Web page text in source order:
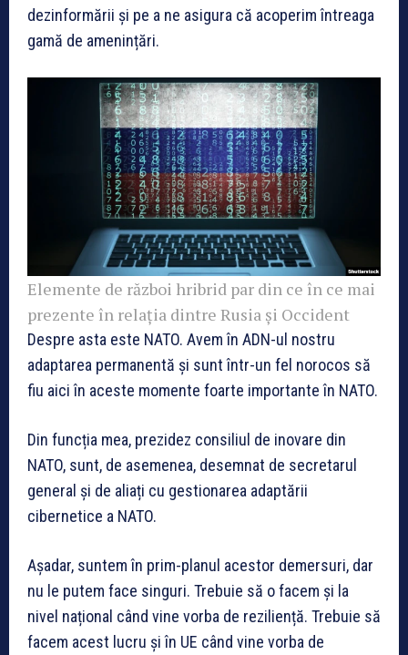
dezinformării și pe a ne asigura că acoperim întreaga
gamă de amenințări.
Elemente de război hribrid par din ce în ce mai
prezente în relația dintre Rusia și Occident
Despre asta este NATO. Avem în ADN-ul nostru
adaptarea permanentă și sunt într-un fel norocos să
fiu aici în aceste momente foarte importante în NATO.
Din funcția mea, prezidez consiliul de inovare din
NATO, sunt, de asemenea, desemnat de secretarul
general și de aliați cu gestionarea adaptării
cibernetice a NATO.
Așadar, suntem în prim-planul acestor demersuri, dar
nu le putem face singuri. Trebuie să o facem și la
nivel național când vine vorba de reziliență. Trebuie să
facem acest lucru și în UE când vine vorba de